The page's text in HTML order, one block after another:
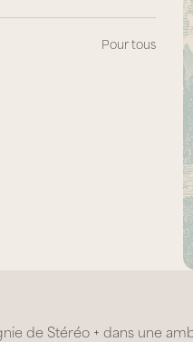
Pour tous
de Stéréo + dans une